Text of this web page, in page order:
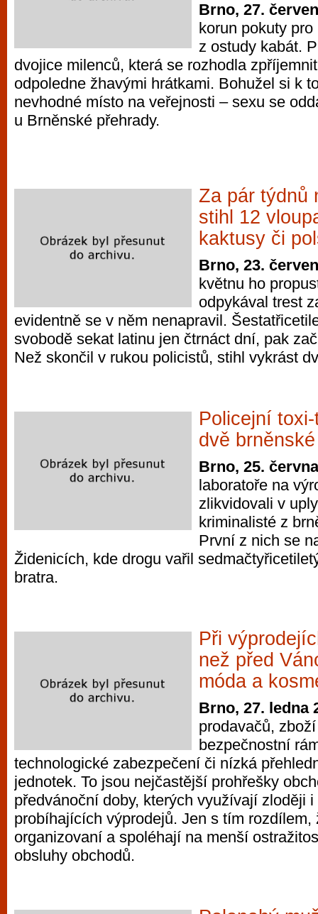
Brno, 27.
korun pokuty
z ostudy kabát.
dvojice milenců, která se rozhodla
odpoledne žhavými hrátkami. Bohužel si k
nevhodné místo na veřejnosti – sexu se
u Brněnské přehrady.
Za pár týdnů
stihl 12
kaktusy či
Brno, 23.
květnu ho
odpykával trest
evidentně se v něm nenapravil.
svobodě sekat latinu jen čtrnáct dní, pak
Než skončil v rukou policistů, stihl vykrást
Policejní
dvě
Brno, 25.
laboratoře na
zlikvidovali v
kriminalisté z
První z nich se
Židenicích, kde drogu vařil
bratra.
Při
než před
móda a
Brno, 27. ledna
prodavačů,
bezpečnostní
technologické zabezpečení či nízká
jednotek. To jsou nejčastější prohřešky
předvánoční doby, kterých využívají zloději
probíhajících výprodejů. Jen s tím rozdílem,
organizovaní a spoléhají na menší
obsluhy obchodů.